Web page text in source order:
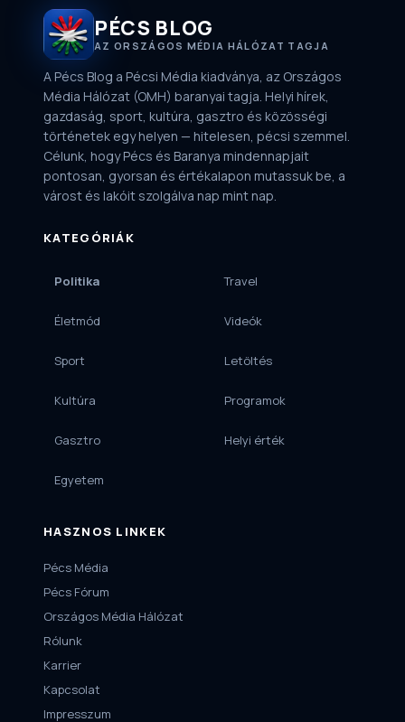
PÉCS BLOG
AZ ORSZÁGOS MÉDIA HÁLÓZAT TAGJA
A Pécs Blog a Pécsi Média kiadványa, az Országos
Média Hálózat (OMH) baranyai tagja. Helyi hírek,
gazdaság, sport, kultúra, gasztro és közösségi
történetek egy helyen — hitelesen, pécsi szemmel.
Célunk, hogy Pécs és Baranya mindennapjait
pontosan, gyorsan és értékalapon mutassuk be, a
várost és lakóit szolgálva nap mint nap.
KATEGÓRIÁK
Politika
Életmód
Sport
Kultúra
Gasztro
Egyetem
Travel
Videók
Letöltés
Programok
Helyi érték
HASZNOS LINKEK
Pécs Média
Pécs Fórum
Országos Média Hálózat
Rólunk
Karrier
Kapcsolat
Impresszum